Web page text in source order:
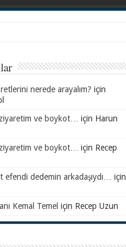
nerede arayalım? için
ve boykot…
için Harun
ve boykot…
için Recep
efendi dedemin arkadaşıydı…
için
Kemal Temel için Recep Uzun